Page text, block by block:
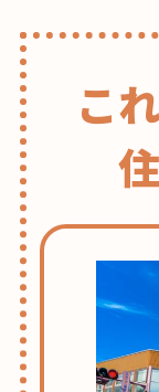
買
お
う
か
な？”
の
こ